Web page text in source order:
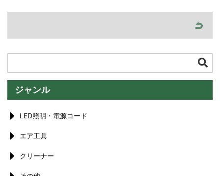
ジャンル
LED照明・電源コード
エア工具
クリーナー